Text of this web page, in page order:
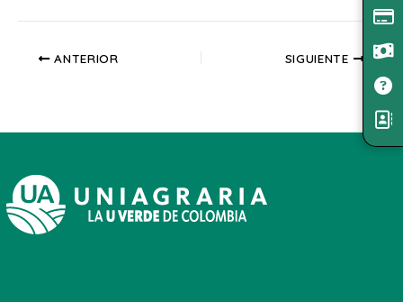
ANTERIOR SIGUIENTE